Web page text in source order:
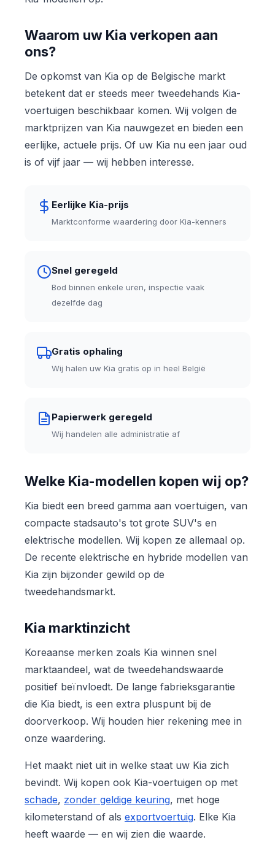
Waarom uw Kia verkopen aan
ons?
De opkomst van Kia op de Belgische markt
betekent dat er steeds meer tweedehands Kia-
voertuigen beschikbaar komen. Wij volgen de
marktprijzen van Kia nauwgezet en bieden een
eerlijke, actuele prijs. Of uw Kia nu een jaar oud
is of vijf jaar — wij hebben interesse.
Eerlijke Kia-prijs
Marktconforme waardering door Kia-kenners
Snel geregeld
Bod binnen enkele uren, inspectie vaak
dezelfde dag
Gratis ophaling
Wij halen uw Kia gratis op in heel België
Papierwerk geregeld
Wij handelen alle administratie af
Welke Kia-modellen kopen wij op?
Kia biedt een breed gamma aan voertuigen, van
compacte stadsauto's tot grote SUV's en
elektrische modellen. Wij kopen ze allemaal op.
De recente elektrische en hybride modellen van
Kia zijn bijzonder gewild op de
tweedehandsmarkt.
Kia marktinzicht
Koreaanse merken zoals Kia winnen snel
marktaandeel, wat de tweedehandswaarde
positief beïnvloedt. De lange fabrieksgarantie
die Kia biedt, is een extra pluspunt bij de
doorverkoop. Wij houden hier rekening mee in
onze waardering.
Het maakt niet uit in welke staat uw Kia zich
bevindt. Wij kopen ook Kia-voertuigen op met
schade, zonder geldige keuring, met hoge
kilometerstand of als exportvoertuig. Elke Kia
heeft waarde — en wij zien die waarde.